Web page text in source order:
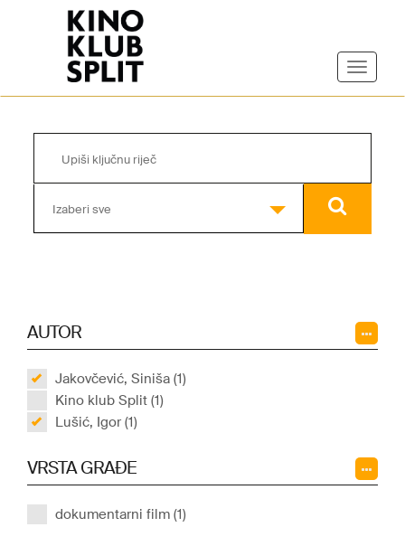
Izaberi sve
AUTOR
Jakovčević, Siniša (1)
Kino klub Split (1)
Lušić, Igor (1)
VRSTA GRAĐE
dokumentarni film (1)